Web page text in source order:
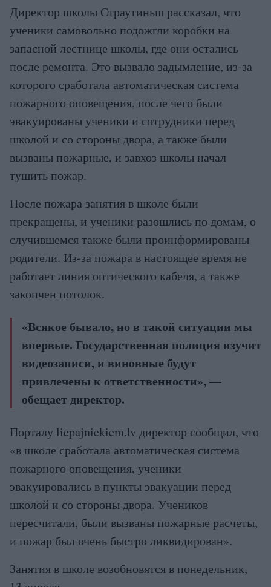
Директор школы Страутиньш рассказал, что
ученики самовольно подожгли коробки на
запасной лестнице школы, где они остались
после ремонта. Это вызвало задымление, из-за
которого сработала автоматическая система
пожарного оповещения, после чего были
эвакуированы ученики и сотрудники перед
школой и со стороны двора, а также были
вызваны пожарные, и завхоз школы начал
тушить пожар.
После пожара занятия в школе были
прекращены, и ученики разошлись по домам, о
случившемся также были проинформированы
родители. Из-за пожара в настоящее время не
работает линия оптического кабеля, а также
закопчен потолок.
«Всякое бывало, но в такой ситуации мы
впервые. Государственная полиция изучит
видеозаписи, и виновные будут
привлечены к ответственности», —
обещает директор.
Порталу liepajniekiem.lv директор сообщил, что
«в школе сработала автоматическая система
пожарного оповещения, ученики
эвакуировались в пункты эвакуации перед
школой и со стороны двора. Учеников
пересчитали, были вызваны пожарные расчеты,
и пожар был очень быстро ликвидирован».
Занятия в школе возобновятся в понедельник,